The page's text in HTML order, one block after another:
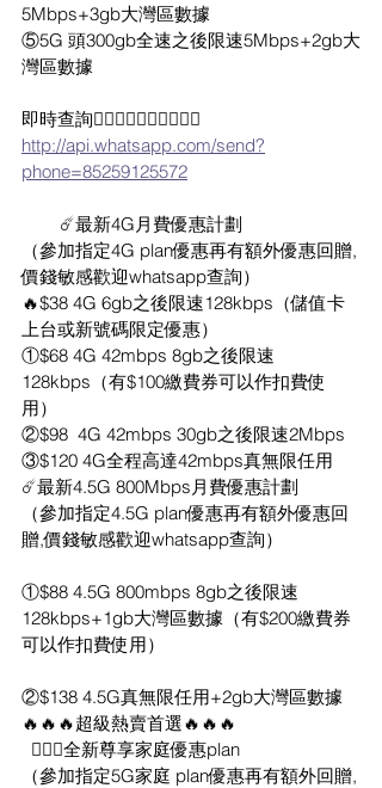
5Mbps+3gb大灣區數據
⑤5G 頭300gb全速之後限速5Mbps+2gb大
灣區數據
即時查詢👇🏻👇🏻👇🏻👇🏻👇🏻
http://api.whatsapp.com/send?
phone=85259125572
        ☄️最新4G月費優惠計劃
（參加指定4G plan優惠再有額外優惠回贈,
價錢敏感歡迎whatsapp查詢）
🔥$38 4G 6gb之後限速128kbps（儲值卡
上台或新號碼限定優惠）
①$68 4G 42mbps 8gb之後限速
128kbps（有$100繳費券可以作扣費使
用）
②$98  4G 42mbps 30gb之後限速2Mbps
③$120 4G全程高達42mbps真無限任用
☄️最新4.5G 800Mbps月費優惠計劃
（參加指定4.5G plan優惠再有額外優惠回
贈,價錢敏感歡迎whatsapp查詢）
①$88 4.5G 800mbps 8gb之後限速
128kbps+1gb大灣區數據（有$200繳費券
可以作扣費使用）
②$138 4.5G真無限任用+2gb大灣區數據
🔥🔥🔥超級熱賣首選🔥🔥🔥
  👉🏻🙀全新尊享家庭優惠plan
（參加指定5G家庭 plan優惠再有額外回贈,